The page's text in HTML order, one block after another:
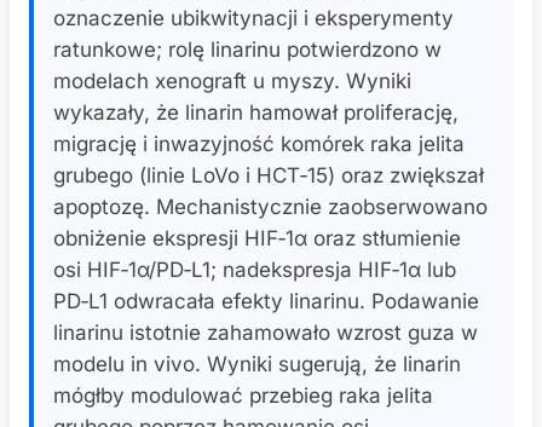
oznaczenie ubikwitynacji i eksperymenty
ratunkowe; rolę linarinu potwierdzono w
modelach xenograft u myszy. Wyniki
wykazały, że linarin hamował proliferację,
migrację i inwazyjność komórek raka jelita
grubego (linie LoVo i HCT‑15) oraz zwiększał
apoptozę. Mechanistycznie zaobserwowano
obniżenie ekspresji HIF‑1α oraz stłumienie
osi HIF‑1α/PD‑L1; nadekspresja HIF‑1α lub
PD‑L1 odwracała efekty linarinu. Podawanie
linarinu istotnie zahamowało wzrost guza w
modelu in vivo. Wyniki sugerują, że linarin
mógłby modulować przebieg raka jelita